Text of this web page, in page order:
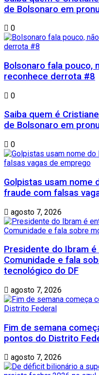
de Bolsonaro em
0
Bolsonaro fala pouco,
reconhece derrota #8
0
Saiba quem é
de Bolsonaro em
0
Golpistas usam nome
fraude com falsas
agosto 7, 2026
Presidente do Ibram
Comunidade e fala
tecnológico do DF
agosto 7, 2026
Fim de semana
pontos do Distrito
agosto 7, 2026